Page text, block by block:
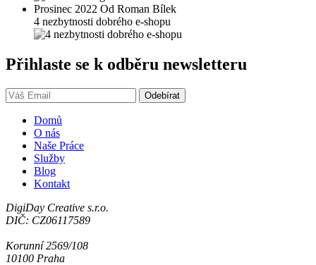
Prosinec 2022 Od Roman Bílek
4 nezbytnosti dobrého e-shopu
Přihlaste se k odběru newsletteru
Domů
O nás
Naše Práce
Služby
Blog
Kontakt
DigiDay Creative s.r.o.
DIČ: CZ06117589
Korunní 2569/108
10100 Praha